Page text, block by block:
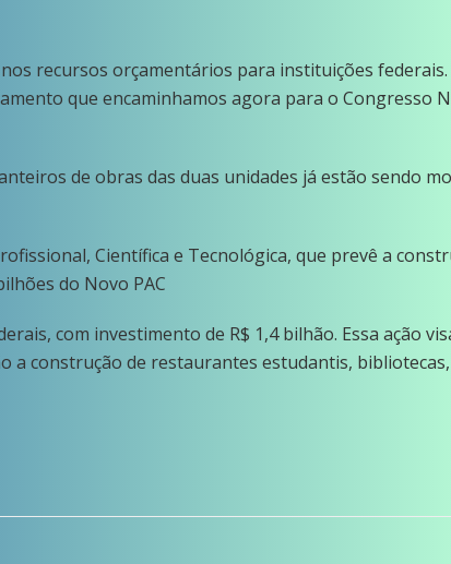
recursos orçamentários para instituições federais.
que encaminhamos agora para o Congresso
de obras das duas unidades já estão sendo
Científica e Tecnológica, que prevê a
do Novo PAC
com investimento de R$ 1,4 bilhão. Essa ação
construção de restaurantes estudantis, bibliotecas,